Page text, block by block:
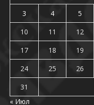
3
4 5
10
11 12
17
18 19
24
25 26
31
« Июл